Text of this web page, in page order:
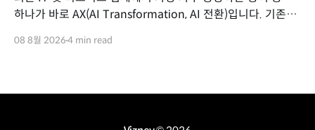
하나가 바로 AX(AI Transformation, AI 전환)입니다. 기존의
등장한 이 새로운 용어 때문에 많은 분들이 두 개념을
08 8월 20264 min read